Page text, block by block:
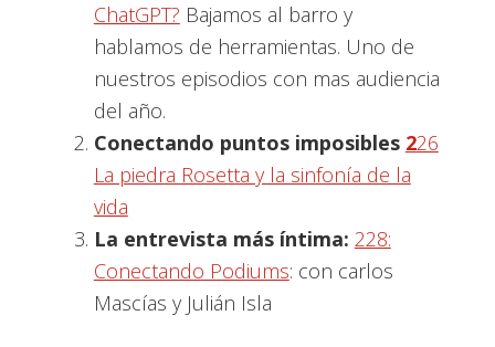
ChatGPT? Bajamos al barro y
hablamos de herramientas. Uno de
nuestros episodios con mas audiencia
del año.
Conectando puntos imposibles 226
La piedra Rosetta y la sinfonía de la
vida
La entrevista más íntima: 228:
Conectando Podiums: con carlos
Mascías y Julián Isla